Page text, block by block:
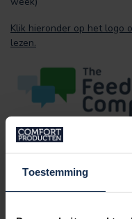
Toestemming
Klik hieronder op het logo
lezen.